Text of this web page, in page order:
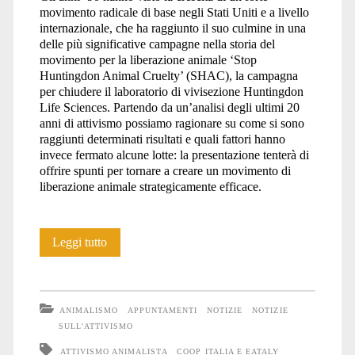
movimento radicale di base negli Stati Uniti e a livello
internazionale, che ha raggiunto il suo culmine in una
delle più significative campagne nella storia del
movimento per la liberazione animale ‘Stop
Huntingdon Animal Cruelty’ (SHAC), la campagna
per chiudere il laboratorio di vivisezione Huntingdon
Life Sciences. Partendo da un’analisi degli ultimi 20
anni di attivismo possiamo ragionare su come si sono
raggiunti determinati risultati e quali fattori hanno
invece fermato alcune lotte: la presentazione tenterà di
offrire spunti per tornare a creare un movimento di
liberazione animale strategicamente efficace.
Leggi tuttoJake
SHAC
ANIMALISMO APPUNTAMENTI NOTIZIE
NOTIZIE
SULL'ATTIVISMO
ATTIVISMO ANIMALISTA
COOP ITALIA E EATALY